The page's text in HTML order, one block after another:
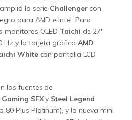
la serie Challenger con
para AMD e Intel. Para
monitores OLED Taichi de 27″
Hz y la tarjeta gráfica AMD
White con pantalla LCD
las fuentes de
SFXy Steel Legend
80 Plus Platinum), y la nueva mini